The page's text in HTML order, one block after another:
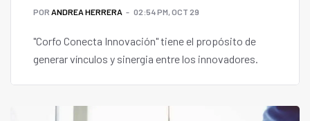
POR ANDREA HERRERA 02:54 PM, OCT 29
"Corfo Conecta Innovación" tiene el propósito de
generar vínculos y sinergia entre los innovadores.